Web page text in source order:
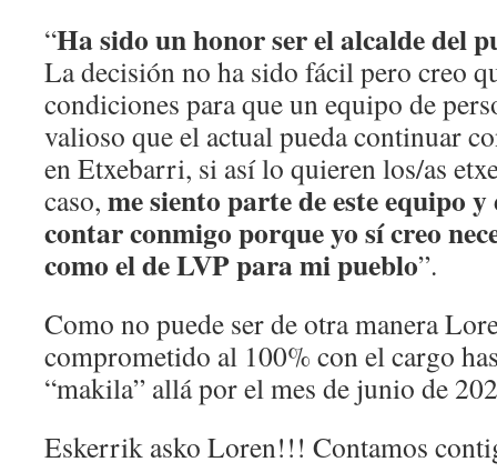
“Ha sido un honor ser el alcalde del
La decisión no ha sido fácil pero creo
condiciones para que un equipo de
valioso que el actual pueda continuar
en Etxebarri, si así lo quieren los/as
caso, me siento parte de este equipo
contar conmigo porque yo sí creo
como el de LVP para mi pueblo”.
Como no puede ser de otra manera
comprometido al 100% con el cargo
“makila” allá por el mes de junio de
Eskerrik asko Loren!!! Contamos